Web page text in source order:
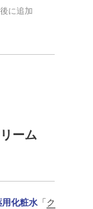
に追加
ーム
用化粧水 「 ク